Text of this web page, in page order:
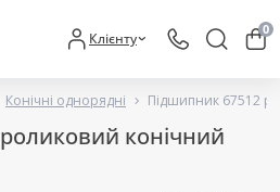
Клієнту 0
Конічні однорядні Підшипник 67512
конічний